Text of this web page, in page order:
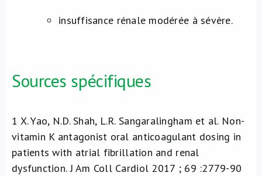
insuffisance rénale modérée à sévère.
Sources spécifiques
1 X. Yao, N.D. Shah, L.R. Sangaralingham et al. Non-
vitamin K antagonist oral anticoagulant dosing in
patients with atrial fibrillation and renal
dysfunction. J Am Coll Cardiol 2017 ; 69 :2779-90